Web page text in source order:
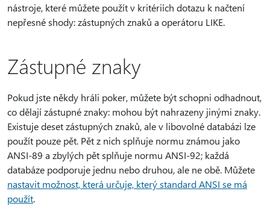
nástroje, které můžete použít v kritériích dotazu k načtení
nepřesné shody: zástupných znaků a operátoru LIKE.
Zástupné znaky
Pokud jste někdy hráli poker, můžete být schopni odhadnout,
co dělají zástupné znaky: mohou být nahrazeny jinými znaky.
Existuje deset zástupných znaků, ale v libovolné databázi lze
použít pouze pět. Pět z nich splňuje normu známou jako
ANSI-89 a zbylých pět splňuje normu ANSI-92; každá
databáze podporuje jednu nebo druhou, ale ne obě. Můžete
nastavit možnost, která určuje, který standard ANSI se má
použít.